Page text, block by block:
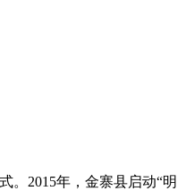
2015年，金寨县启动“明